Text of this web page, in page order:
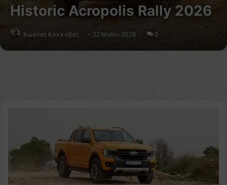
Historic Acropolis Rally 2026
Κώστας Κάκκαβας 22 Μαΐου 2026 0